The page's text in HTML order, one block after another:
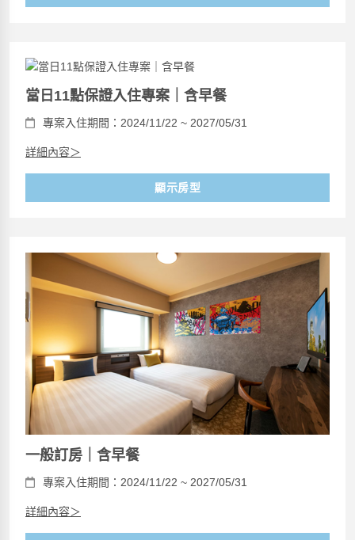
當日11點保證入住專案｜含早餐
專案入住期間：2024/11/22 ~ 2027/05/31
詳細內容＞
顯示房型
一般訂房｜含早餐
專案入住期間：2024/11/22 ~ 2027/05/31
詳細內容＞